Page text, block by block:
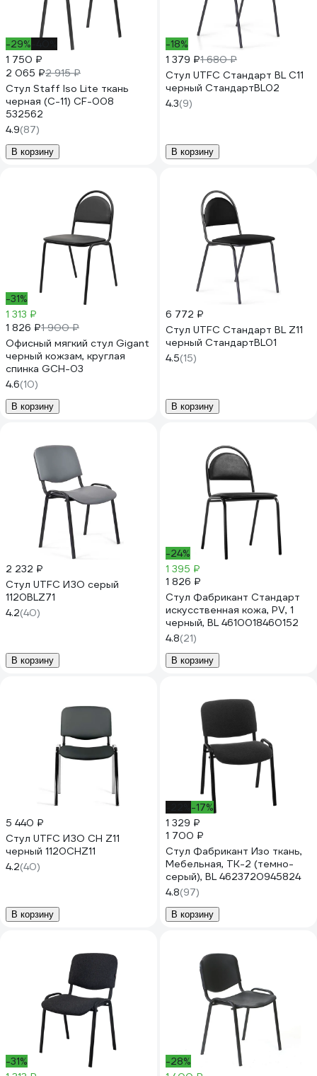
-29%
1 750 ₽
2 065 ₽2 915 ₽
Стул Staff Iso Lite ткань
черная (С-11) CF-008
532562
4.9(87)
В корзину
-18%
1 379 ₽1 680 ₽
Стул UTFC Стандарт BL С11
черный СтандартBL02
4.3(9)
В корзину
-31%
1 313 ₽
1 826 ₽1 900 ₽
Офисный мягкий стул Gigant
черный кожзам, круглая
спинка GCH-03
4.6(10)
В корзину
6 772 ₽
Стул UTFC Стандарт BL Z11
черный СтандартBL01
4.5(15)
В корзину
2 232 ₽
Стул UTFC ИЗО серый
1120BLZ71
4.2(40)
В корзину
-24%
1 395 ₽
1 826 ₽
Стул Фабрикант Стандарт
искусственная кожа, PV, 1
черный, BL 4610018460152
4.8(21)
В корзину
5 440 ₽
Стул UTFC ИЗО СН Z11
черный 1120CHZ11
4.2(40)
В корзину
-17%
1 329 ₽
1 700 ₽
Стул Фабрикант Изо ткань,
Мебельная, ТК-2 (темно-
серый), BL 4623720945824
4.8(97)
В корзину
-31%
-28%